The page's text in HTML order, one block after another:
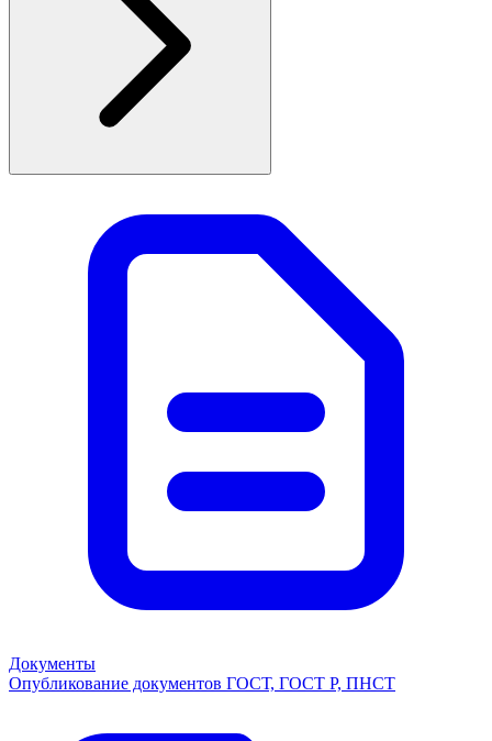
Документы
Опубликование документов ГОСТ, ГОСТ Р, ПНСТ